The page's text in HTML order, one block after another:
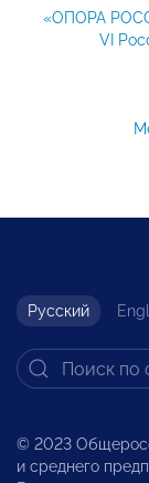
«ОПОРА
VI
Русский
© 2023
и среднего